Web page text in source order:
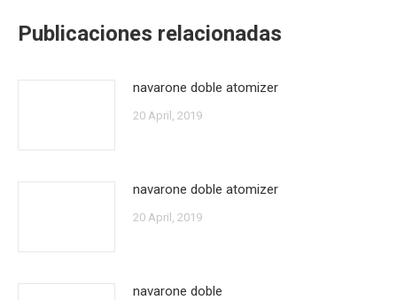
Publicaciones relacionadas
navarone doble atomizer
20 April, 2019
navarone doble atomizer
20 April, 2019
navarone doble